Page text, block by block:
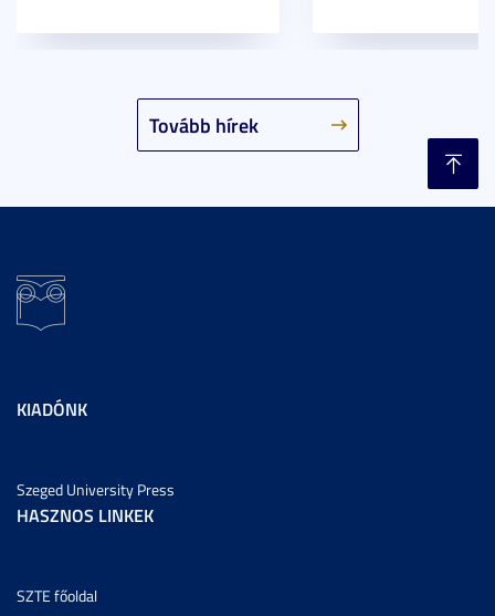
Tovább hírek
KIADÓNK
Szeged University Press
HASZNOS LINKEK
SZTE főoldal